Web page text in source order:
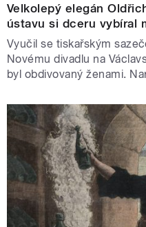
Velkolepý elegán
ústavu si dceru vybíral
Vyučil se tiskařským
Novému divadlu na
byl obdivovaný ženami.